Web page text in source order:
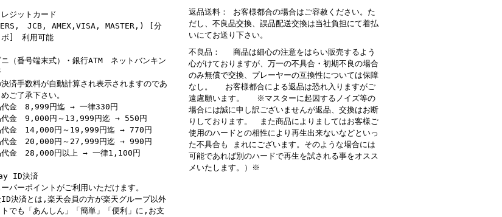
ジットカード
JCB, AMEX,VISA, MASTER,) [分
ボ] 利用可能
ニ（番号端末式）・銀行ATM ネットバンキン
済手数料が自動計算され表示されますのであ
ご了承下さい。
代金 8,999円迄 → 一律330円
代金 9,000円～13,999円迄 → 550円
代金 14,000円～19,999円迄 → 770円
代金 20,000円～27,999円迄 → 990円
代金 28,000円以上 → 一律1,100円
ID決済
パーポイントがご利用いただけます。
ID決済とは,楽天会員の方が楽天グループ以外
でも「あんしん」「簡単」「便利」に,お支
返品送料： お客様都合の場合はご容赦ください。た
だし、不良品交換、誤品配送交換は当社負担にて着払
いにてお送り下さい。
不良品： 商品は細心の注意をはらい販売するよう
心がけておりますが、万一の不具合・初期不良の場合
のみ無償で交換、プレーヤーの互換性については保障
なし。 お客様都合による返品は恐れ入りますがご
遠慮願います。 ※マスターに起因するノイズ等の
場合には誠に申し訳ございませんが返品、交換はお断
りしております。 また商品によりましてはお客様ご
使用のハードとの相性により再生出来ないなどといっ
た不具合も まれにございます。そのような場合には
可能であれば別のハードで再生を試される事をオスス
メいたします。）※